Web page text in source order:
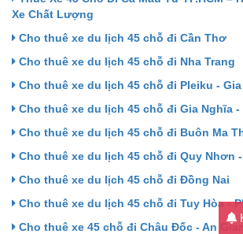
Xe Chất Lượng
Cho thuê xe du lịch 45 chỗ đi Cần Thơ
Cho thuê xe du lịch 45 chỗ đi Nha Trang
Cho thuê xe du lịch 45 chỗ đi Pleiku -
Cho thuê xe du lịch 45 chỗ đi Gia Nghĩa -
Cho thuê xe du lịch 45 chỗ đi Buôn Ma
Cho thuê xe du lịch 45 chỗ đi Quy Nhơn
Cho thuê xe du lịch 45 chỗ đi Đồng Nai
Cho thuê xe du lịch 45 chỗ đi Tuy Hòa -
Cho thuê xe 45 chỗ đi Châu Đốc - An